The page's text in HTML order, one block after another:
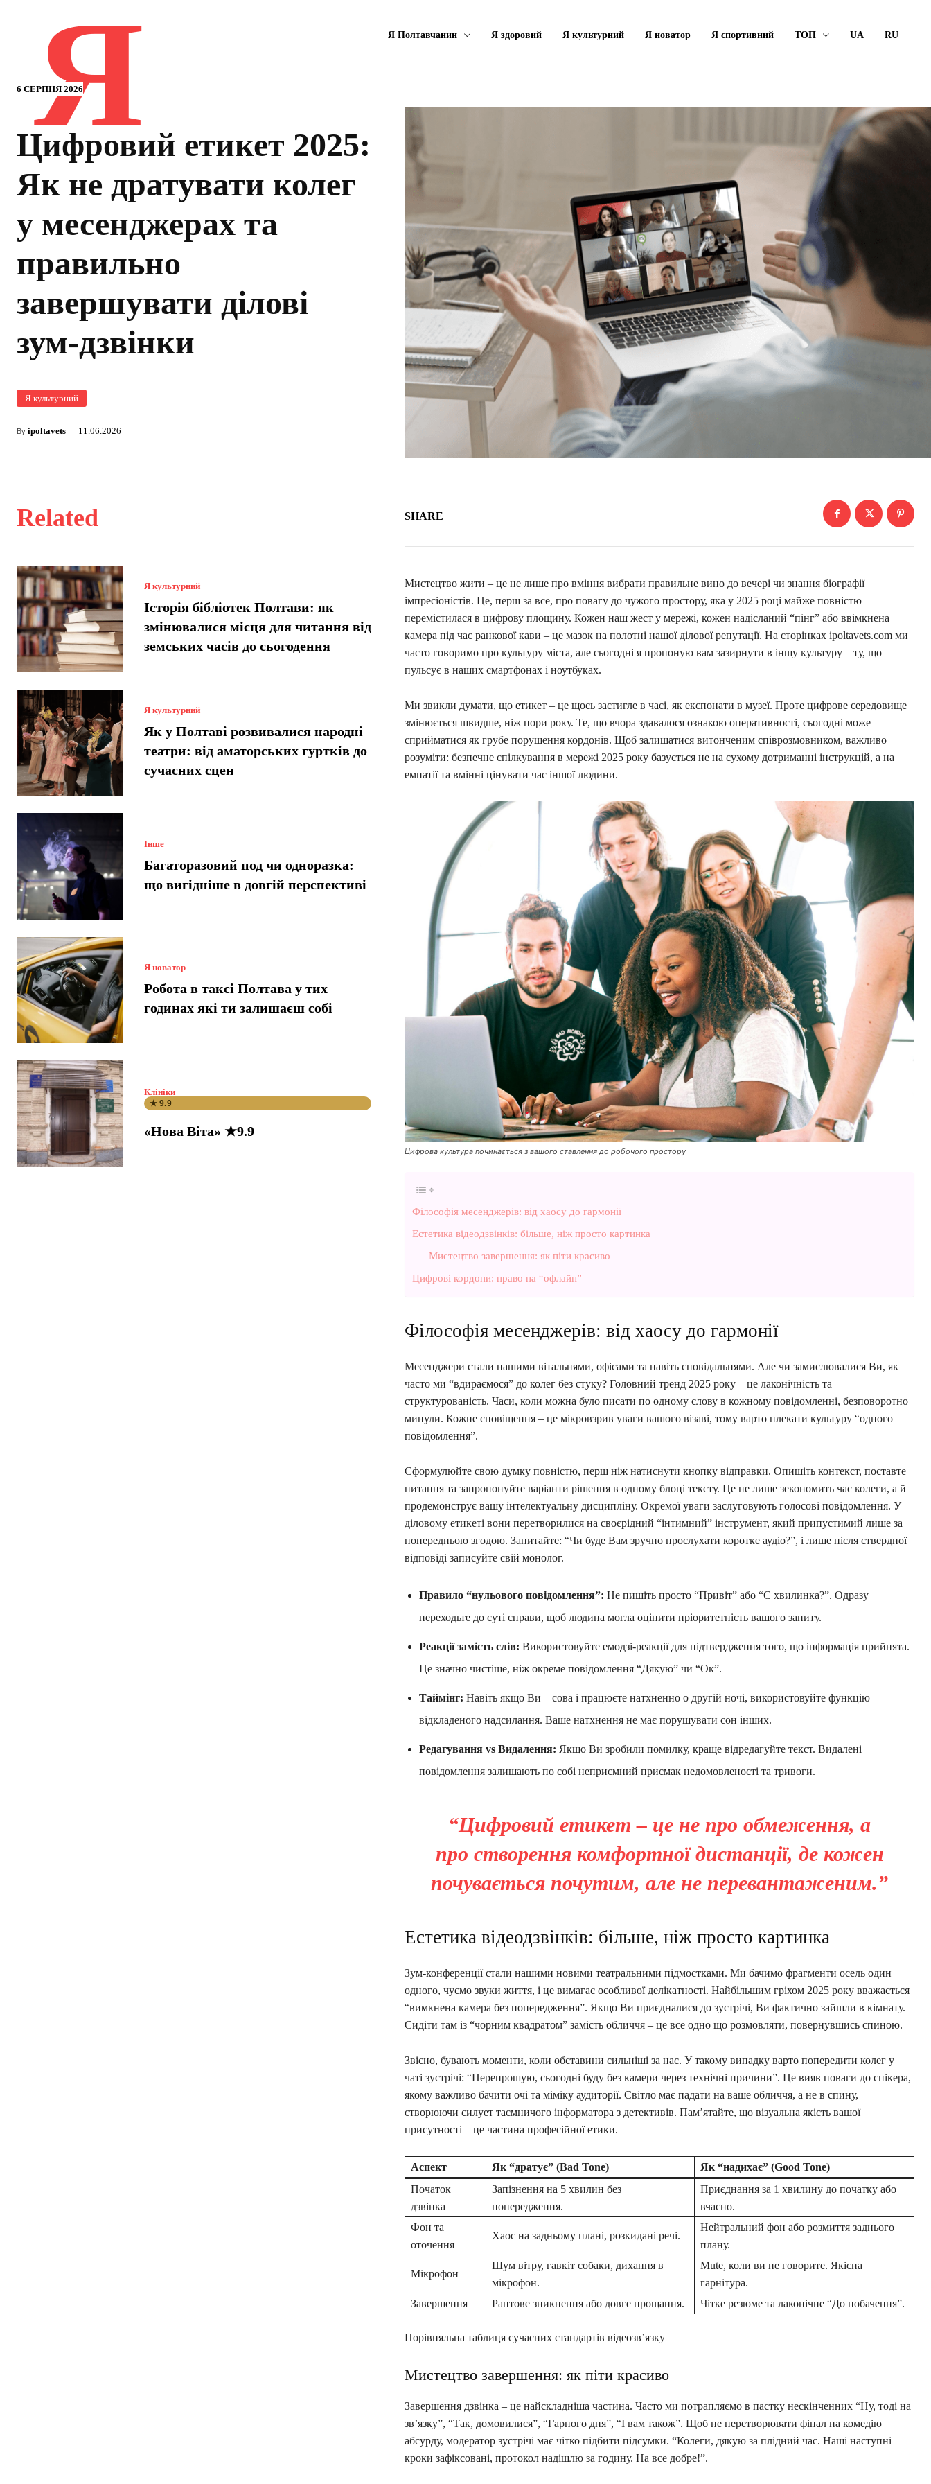
6 СЕРПНЯ 2026
Я Я Полтавчанин Я здоровий Я культурний Я новатор Я спортивний ТОП UA RU
Цифровий етикет 2025:
Як не дратувати колег
у месенджерах та
правильно
завершувати ділові
зум-дзвінки
Я культурний
By ipoltavets 11.06.2026
Related
Я культурний
Історія бібліотек Полтави: як
змінювалися місця для читання від
земських часів до сьогодення
Я культурний
Як у Полтаві розвивалися народні
театри: від аматорських гуртків до
сучасних сцен
Інше
Багаторазовий под чи одноразка:
що вигідніше в довгій перспективі
Я новатор
Робота в таксі Полтава у тих
годинах які ти залишаєш собі
Клініки
★ 9.9
«Нова Віта» ★9.9
SHARE
Мистецтво жити – це не лише про вміння вибрати правильне вино до вечері чи знання біографії
імпресіоністів. Це, перш за все, про повагу до чужого простору, яка у 2025 році майже повністю
перемістилася в цифрову площину. Кожен наш жест у мережі, кожен надісланий “пінг” або ввімкнена
камера під час ранкової кави – це мазок на полотні нашої ділової репутації. На сторінках ipoltavets.com ми
часто говоримо про культуру міста, але сьогодні я пропоную вам зазирнути в іншу культуру – ту, що
пульсує в наших смартфонах і ноутбуках.
Ми звикли думати, що етикет – це щось застигле в часі, як експонати в музеї. Проте цифрове середовище
змінюється швидше, ніж пори року. Те, що вчора здавалося ознакою оперативності, сьогодні може
сприйматися як грубе порушення кордонів. Щоб залишатися витонченим співрозмовником, важливо
розуміти: безпечне спілкування в мережі 2025 року базується не на сухому дотриманні інструкцій, а на
емпатії та вмінні цінувати час іншої людини.
Цифрова культура починається з вашого ставлення до робочого простору
Філософія месенджерів: від хаосу до гармонії
Естетика відеодзвінків: більше, ніж просто картинка
Мистецтво завершення: як піти красиво
Цифрові кордони: право на “офлайн”
Філософія месенджерів: від хаосу до гармонії
Месенджери стали нашими вітальнями, офісами та навіть сповідальнями. Але чи замислювалися Ви, як
часто ми “вдираємося” до колег без стуку? Головний тренд 2025 року – це лаконічність та
структурованість. Часи, коли можна було писати по одному слову в кожному повідомленні, безповоротно
минули. Кожне сповіщення – це мікровзрив уваги вашого візаві, тому варто плекати культуру “одного
повідомлення”.
Сформулюйте свою думку повністю, перш ніж натиснути кнопку відправки. Опишіть контекст, поставте
питання та запропонуйте варіанти рішення в одному блоці тексту. Це не лише зекономить час колеги, а й
продемонструє вашу інтелектуальну дисципліну. Окремої уваги заслуговують голосові повідомлення. У
діловому етикеті вони перетворилися на своєрідний “інтимний” інструмент, який припустимий лише за
попередньою згодою. Запитайте: “Чи буде Вам зручно прослухати коротке аудіо?”, і лише після ствердної
відповіді записуйте свій монолог.
Правило “нульового повідомлення”: Не пишіть просто “Привіт” або “Є хвилинка?”. Одразу
переходьте до суті справи, щоб людина могла оцінити пріоритетність вашого запиту.
Реакції замість слів: Використовуйте емодзі-реакції для підтвердження того, що інформація прийнята.
Це значно чистіше, ніж окреме повідомлення “Дякую” чи “Ок”.
Таймінг: Навіть якщо Ви – сова і працюєте натхненно о другій ночі, використовуйте функцію
відкладеного надсилання. Ваше натхнення не має порушувати сон інших.
Редагування vs Видалення: Якщо Ви зробили помилку, краще відредагуйте текст. Видалені
повідомлення залишають по собі неприємний присмак недомовленості та тривоги.
“Цифровий етикет – це не про обмеження, а
про створення комфортної дистанції, де кожен
почувається почутим, але не перевантаженим.”
Естетика відеодзвінків: більше, ніж просто картинка
Зум-конференції стали нашими новими театральними підмостками. Ми бачимо фрагменти осель один
одного, чуємо звуки життя, і це вимагає особливої делікатності. Найбільшим гріхом 2025 року вважається
“вимкнена камера без попередження”. Якщо Ви приєдналися до зустрічі, Ви фактично зайшли в кімнату.
Сидіти там із “чорним квадратом” замість обличчя – це все одно що розмовляти, повернувшись спиною.
Звісно, бувають моменти, коли обставини сильніші за нас. У такому випадку варто попередити колег у
чаті зустрічі: “Перепрошую, сьогодні буду без камери через технічні причини”. Це вияв поваги до спікера,
якому важливо бачити очі та міміку аудиторії. Світло має падати на ваше обличчя, а не в спину,
створюючи силует таємничого інформатора з детективів. Пам’ятайте, що візуальна якість вашої
присутності – це частина професійної етики.
Аспект Як “дратує” (Bad Tone)
Як “надихає” (Good Tone)
Початок
дзвінка
Запізнення на 5 хвилин без
попередження.
Приєднання за 1 хвилину до початку або
вчасно.
Фон та
оточення
Хаос на задньому плані, розкидані речі.
Нейтральний фон або розмиття заднього
плану.
Мікрофон
Шум вітру, гавкіт собаки, дихання в
мікрофон.
Mute, коли ви не говорите. Якісна
гарнітура.
Завершення
Раптове зникнення або довге прощання. Чітке резюме та лаконічне “До побачення”.
Порівняльна таблиця сучасних стандартів відеозв’язку
Мистецтво завершення: як піти красиво
Завершення дзвінка – це найскладніша частина. Часто ми потрапляємо в пастку нескінченних “Ну, тоді на
зв’язку”, “Так, домовилися”, “Гарного дня”, “І вам також”. Щоб не перетворювати фінал на комедію
абсурду, модератор зустрічі має чітко підбити підсумки. “Колеги, дякую за плідний час. Наші наступні
кроки зафіксовані, протокол надішлю за годину. На все добре!”.